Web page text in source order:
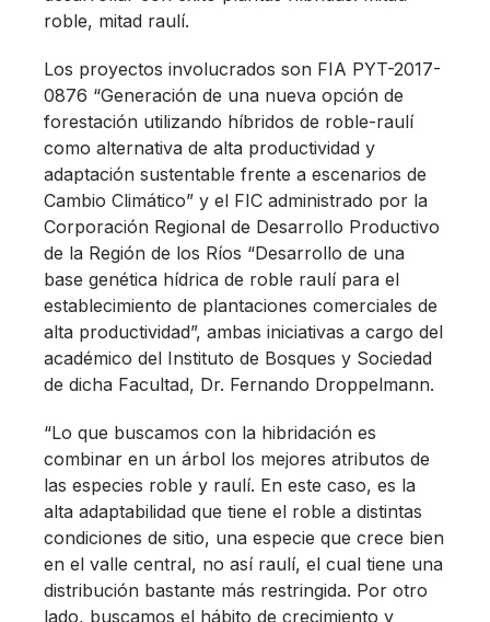
roble, mitad raulí.
Los proyectos involucrados son FIA PYT-2017-
0876 “Generación de una nueva opción de
forestación utilizando híbridos de roble-raulí
como alternativa de alta productividad y
adaptación sustentable frente a escenarios de
Cambio Climático” y el FIC administrado por la
Corporación Regional de Desarrollo Productivo
de la Región de los Ríos “Desarrollo de una
base genética hídrica de roble raulí para el
establecimiento de plantaciones comerciales de
alta productividad”, ambas iniciativas a cargo del
académico del Instituto de Bosques y Sociedad
de dicha Facultad, Dr. Fernando Droppelmann.
“Lo que buscamos con la hibridación es
combinar en un árbol los mejores atributos de
las especies roble y raulí. En este caso, es la
alta adaptabilidad que tiene el roble a distintas
condiciones de sitio, una especie que crece bien
en el valle central, no así raulí, el cual tiene una
distribución bastante más restringida. Por otro
lado, buscamos el hábito de crecimiento y